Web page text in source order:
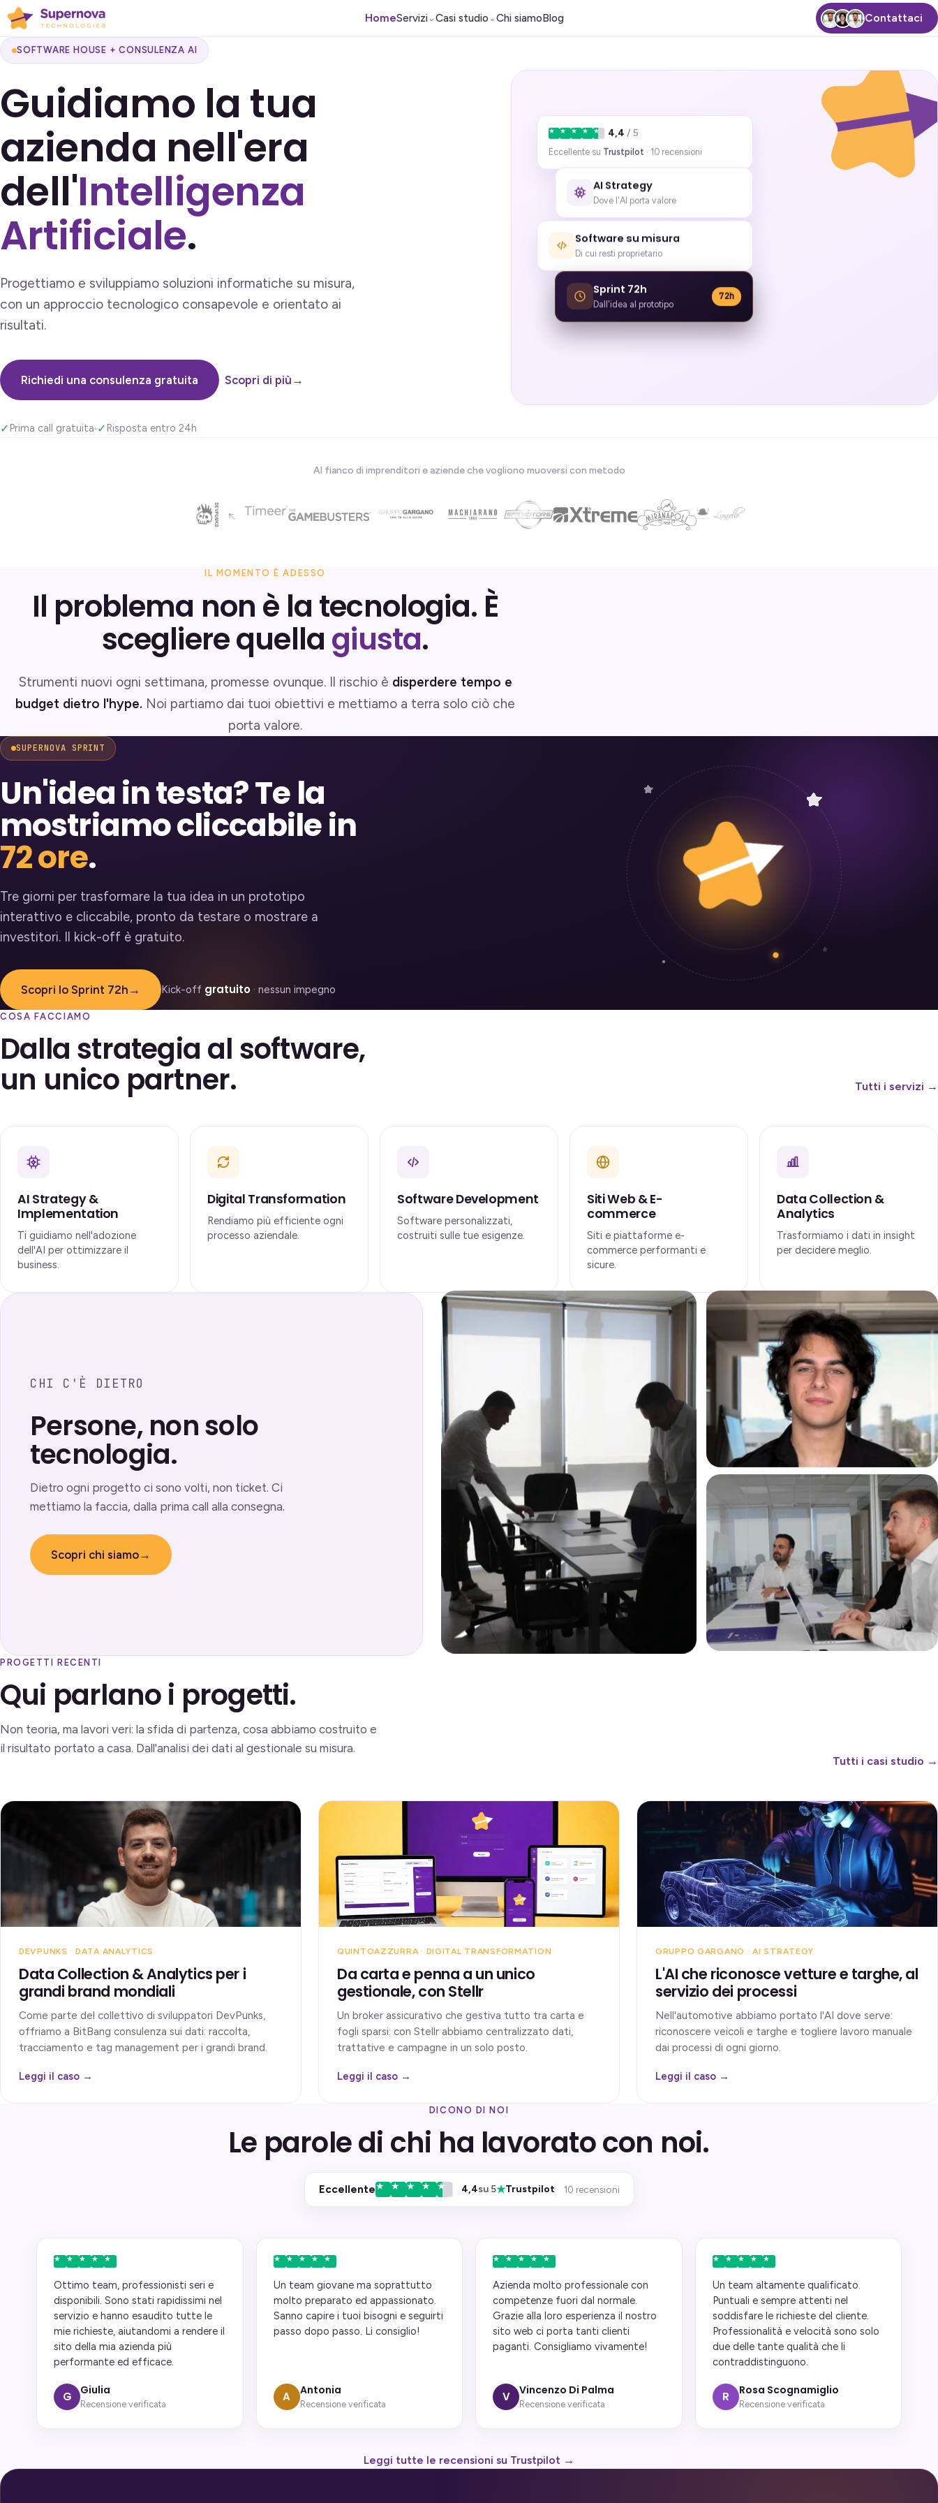
HomeServizi⌄ Casi studio ⌄ Chi siamoBlog Contattaci
SOFTWARE HOUSE + CONSULENZA AI
Guidiamo la tua
azienda nell'era
dell'Intelligenza
Artificiale.
Progettiamo e sviluppiamo soluzioni informatiche su misura,
con un approccio tecnologico consapevole e orientato ai
risultati.
Richiedi una consulenza gratuita Scopri di più →
✓ Prima call gratuita ✓ Risposta entro 24h
4,4 / 5
Eccellente su Trustpilot · 10 recensioni
AI Strategy
Dove l'AI porta valore
Software su misura
Di cui resti proprietario
Sprint 72h
Dall'idea al prototipo
72h
Al fianco di imprenditori e aziende che vogliono muoversi con metodo
IL MOMENTO È ADESSO
Il problema non è la tecnologia. È
scegliere quella giusta.
Strumenti nuovi ogni settimana, promesse ovunque. Il rischio è disperdere tempo e
budget dietro l'hype. Noi partiamo dai tuoi obiettivi e mettiamo a terra solo ciò che
porta valore.
SUPERNOVA SPRINT
Un'idea in testa? Te la
mostriamo cliccabile in
72 ore.
Tre giorni per trasformare la tua idea in un prototipo
interattivo e cliccabile, pronto da testare o mostrare a
investitori. Il kick-off è gratuito.
Scopri lo Sprint 72h → Kick-off gratuito · nessun impegno
COSA FACCIAMO
Dalla strategia al software,
un unico partner. Tutti i servizi →
AI Strategy &
Implementation
Ti guidiamo nell'adozione
dell'AI per ottimizzare il
business.
Digital Transformation
Rendiamo più efficiente ogni
processo aziendale.
Software Development
Software personalizzati,
costruiti sulle tue esigenze.
Siti Web & E-
commerce
Siti e piattaforme e-
commerce performanti e
sicure.
Data Collection &
Analytics
Trasformiamo i dati in insight
per decidere meglio.
CHI C'È DIETRO
Persone, non solo
tecnologia.
Dietro ogni progetto ci sono volti, non ticket. Ci
mettiamo la faccia, dalla prima call alla consegna.
Scopri chi siamo→
PROGETTI RECENTI
Qui parlano i progetti.
Non teoria, ma lavori veri: la sfida di partenza, cosa abbiamo costruito e
il risultato portato a casa. Dall'analisi dei dati al gestionale su misura.
Tutti i casi studio →
DEVPUNKS · DATA ANALYTICS
Data Collection & Analytics per i
grandi brand mondiali
Come parte del collettivo di sviluppatori DevPunks,
offriamo a BitBang consulenza sui dati: raccolta,
tracciamento e tag management per i grandi brand.
Leggi il caso →
QUINTOAZZURRA · DIGITAL TRANSFORMATION
Da carta e penna a un unico
gestionale, con Stellr
Un broker assicurativo che gestiva tutto tra carta e
fogli sparsi: con Stellr abbiamo centralizzato dati,
trattative e campagne in un solo posto.
Leggi il caso →
GRUPPO GARGANO · AI STRATEGY
L'AI che riconosce vetture e targhe, al
servizio dei processi
Nell'automotive abbiamo portato l'AI dove serve:
riconoscere veicoli e targhe e togliere lavoro manuale
dai processi di ogni giorno.
Leggi il caso →
DICONO DI NOI
Le parole di chi ha lavorato con noi.
Eccellente 4,4su 5★Trustpilot 10 recensioni
Ottimo team, professionisti seri e
disponibili. Sono stati rapidissimi nel
servizio e hanno esaudito tutte le
mie richieste, aiutandomi a rendere il
sito della mia azienda più
performante ed efficace.
G Giulia
Recensione verificata
Un team giovane ma soprattutto
molto preparato ed appassionato.
Sanno capire i tuoi bisogni e seguirti
passo dopo passo. Li consiglio!
A Antonia
Recensione verificata
Azienda molto professionale con
competenze fuori dal normale.
Grazie alla loro esperienza il nostro
sito web ci porta tanti clienti
paganti. Consigliamo vivamente!
V Vincenzo Di Palma
Recensione verificata
Un team altamente qualificato.
Puntuali e sempre attenti nel
soddisfare le richieste del cliente.
Professionalità e velocità sono solo
due delle tante qualità che li
contraddistinguono.
R Rosa Scognamiglio
Recensione verificata
Leggi tutte le recensioni su Trustpilot →